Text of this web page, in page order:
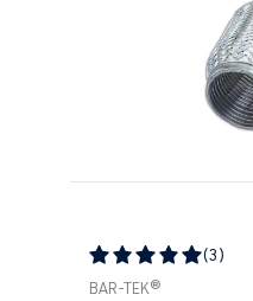
Durchschnittliche
(3)
BAR-TEK®